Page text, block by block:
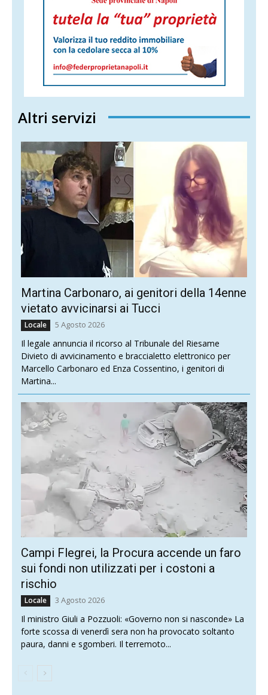
Altri servizi
Martina Carbonaro, ai genitori della 14enne
vietato avvicinarsi ai Tucci
Locale 5 Agosto 2026
Il legale annuncia il ricorso al Tribunale del Riesame
Divieto di avvicinamento e braccialetto elettronico per
Marcello Carbonaro ed Enza Cossentino, i genitori di
Martina...
Campi Flegrei, la Procura accende un faro
sui fondi non utilizzati per i costoni a
rischio
Locale 3 Agosto 2026
Il ministro Giuli a Pozzuoli: «Governo non si nasconde» La
forte scossa di venerdì sera non ha provocato soltanto
paura, danni e sgomberi. Il terremoto...